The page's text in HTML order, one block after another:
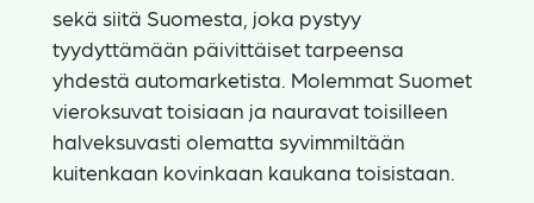
sekä siitä Suomesta, joka pystyy
tyydyttämään päivittäiset tarpeensa
yhdestä automarketista. Molemmat Suomet
vieroksuvat toisiaan ja nauravat toisilleen
halveksuvasti olematta syvimmiltään
kuitenkaan kovinkaan kaukana toisistaan.